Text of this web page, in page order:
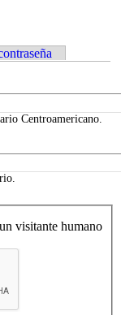
Centroamericano.
visitante humano